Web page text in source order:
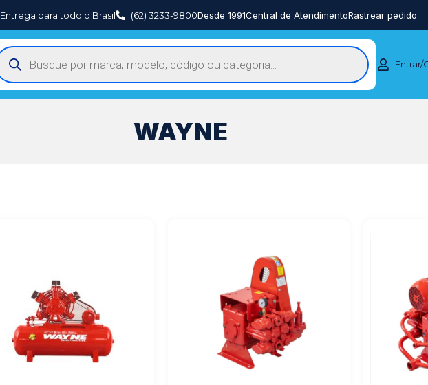
Entrega para todo o Brasil (62) 3233-9800Desde 1991Central de AtendimentoRastrear pedido
Entrar/
WAYNE